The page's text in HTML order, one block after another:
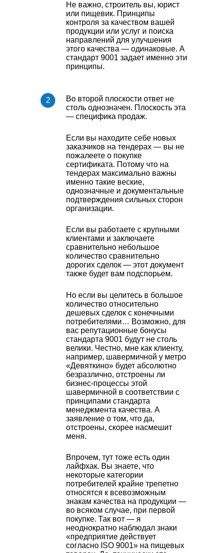
Не важно, строитель вы, юрист
или пищевик. Принципы
контроля за качеством вашей
продукции или услуг и поиска
направлений для улучшения
этого качества — одинаковые. А
стандарт 9001 задает именно эти
принципы.
Во второй плоскости ответ не
столь однозначен. Плоскость эта
— специфика продаж.
Если вы находите себе новых
заказчиков на тендерах — вы не
пожалеете о покупке
сертификата. Потому что на
тендерах максимально важны
именно такие веские,
однозначные и документальные
подтверждения сильных сторон
организации.
Если вы работаете с крупными
клиентами и заключаете
сравнительно небольшое
количество сравнительно
дорогих сделок — этот документ
также будет вам подспорьем.
Но если вы целитесь в большое
количество относительно
дешевых сделок с конечными
потребителями… Возможно, для
вас репутационные бонусы
стандарта 9001 будут не столь
велики. Честно, мне как клиенту,
например, шавермичной у метро
«Девяткино» будет абсолютно
безразлично, отстроены ли
бизнес-процессы этой
шавермичной в соответствии с
принципами стандарта
менеджмента качества. А
заявление о том, что да,
отстроены, скорее насмешит
меня.
Впрочем, тут тоже есть один
лайфхак. Вы знаете, что
некоторые категории
потребителей крайне трепетно
относятся к всевозможным
знакам качества на продукции —
во всяком случае, при первой
покупке. Так вот — я
неоднократно наблюдал знаки
«предприятие действует
согласно ISO 9001» на пищевых